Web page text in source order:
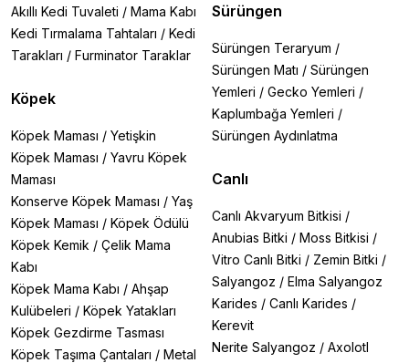
Akıllı Kedi Tuvaleti / Mama Kabı
Kedi Tırmalama Tahtaları / Kedi
Tarakları / Furminator Taraklar
Köpek
Köpek Maması / Yetişkin
Köpek Maması / Yavru Köpek
Maması
Konserve Köpek Maması / Yaş
Köpek Maması / Köpek Ödülü
Köpek Kemik / Çelik Mama
Kabı
Köpek Mama Kabı / Ahşap
Kulübeleri / Köpek Yatakları
Köpek Gezdirme Tasması
Köpek Taşıma Çantaları / Metal
Sürüngen
Sürüngen Teraryum /
Sürüngen Matı / Sürüngen
Yemleri / Gecko Yemleri /
Kaplumbağa Yemleri /
Sürüngen Aydınlatma
Canlı
Canlı Akvaryum Bitkisi /
Anubias Bitki / Moss Bitkisi /
Vitro Canlı Bitki / Zemin Bitki /
Salyangoz / Elma Salyangoz
Karides / Canlı Karides /
Kerevit
Nerite Salyangoz / Axolotl